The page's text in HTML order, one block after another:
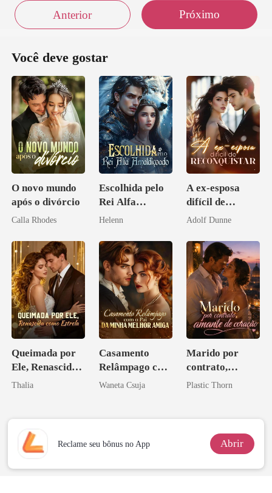
Anterior Próximo
Você deve gostar
O novo mundo
após o divórcio
Calla Rhodes
Escolhida pelo
Rei Alfa
Amaldiçoado
Helenn
A ex-esposa
difícil de
reconquistar
Adolf Dunne
Queimada por
Ele, Renascida
como Estrela
Thalia
Casamento
Relâmpago com
o Pai da Minha
Waneta Csuja
Marido por
contrato,
amante de
Plastic Thorn
Reclame seu bônus no App Abrir